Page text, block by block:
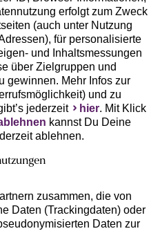
erfolgt zum Zweck
(auch unter Nutzung
für personalisierte
und Inhaltsmessungen
über Zielgruppen und
gewinnen. Mehr Infos zur
und zu
jederzeit
hier. Mit Klick
kannst Du Deine
ablehnen.
zusammen, die von
Daten (Trackingdaten) oder
Daten zur